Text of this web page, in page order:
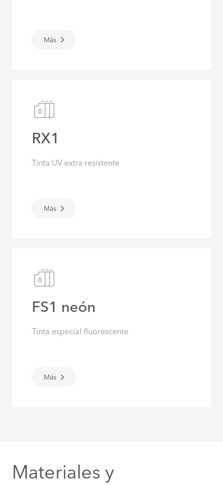
Más
RX1
Tinta UV extra resistente
Más
FS1 neón
Tinta especial fluorescente
Más
Materiales y